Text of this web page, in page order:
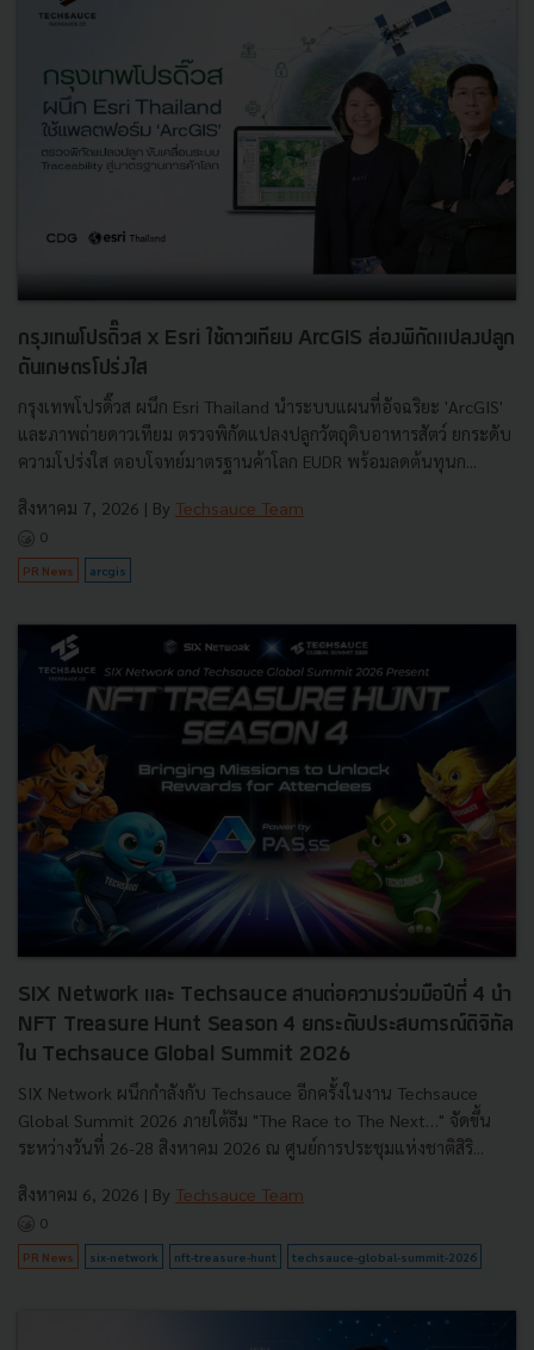
กรุงเทพโปรดิ๊วส x Esri ใช้ดาวเทียม ArcGIS ส่องพิกัดแปลงปลูก
ดันเกษตรโปร่งใส
กรุงเทพโปรดิ๊วส ผนึก Esri Thailand นำระบบแผนที่อัจฉริยะ 'ArcGIS'
และภาพถ่ายดาวเทียม ตรวจพิกัดแปลงปลูกวัตถุดิบอาหารสัตว์ ยกระดับ
ความโปร่งใส ตอบโจทย์มาตรฐานค้าโลก EUDR พร้อมลดต้นทุนก...
สิงหาคม 7, 2026 | By Techsauce Team
0
PR News arcgis
SIX Network และ Techsauce สานต่อความร่วมมือปีที่ 4 นำ
NFT Treasure Hunt Season 4 ยกระดับประสบการณ์ดิจิทัล
ใน Techsauce Global Summit 2026
SIX Network ผนึกกำลังกับ Techsauce อีกครั้งในงาน Techsauce
Global Summit 2026 ภายใต้ธีม "The Race to The Next…" จัดขึ้น
ระหว่างวันที่ 26-28 สิงหาคม 2026 ณ ศูนย์การประชุมแห่งชาติสิริ...
สิงหาคม 6, 2026 | By Techsauce Team
0
PR News six-network nft-treasure-hunt techsauce-global-summit-2026